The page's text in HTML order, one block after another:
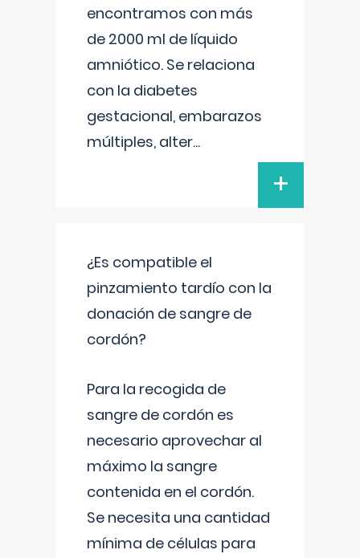
encontramos con más
de 2000 ml de líquido
amniótico. Se relaciona
con la diabetes
gestacional, embarazos
múltiples, alter...
+
¿Es compatible el
pinzamiento tardío con la
donación de sangre de
cordón?
Para la recogida de
sangre de cordón es
necesario aprovechar al
máximo la sangre
contenida en el cordón.
Se necesita una cantidad
mínima de células para